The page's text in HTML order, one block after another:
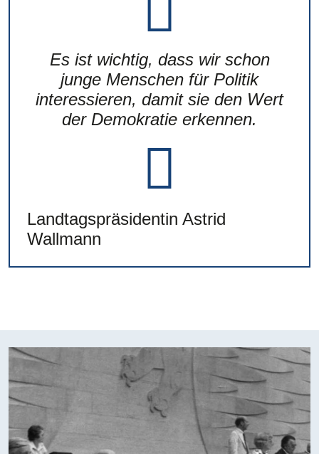
Es ist wichtig, dass wir schon
junge Menschen für Politik
interessieren, damit sie den Wert
der Demokratie erkennen.
Landtagspräsidentin Astrid
Wallmann
Bilddatei